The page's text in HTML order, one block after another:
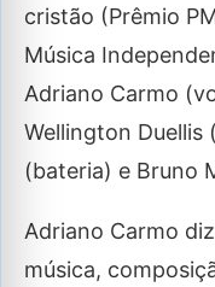
cristão (Prêmio
Música
Adriano Carmo
Wellington Duellis
(bateria) e Bruno
Adriano Carmo
música,